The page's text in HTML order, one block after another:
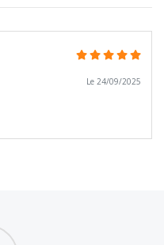
Le 24/09/2025